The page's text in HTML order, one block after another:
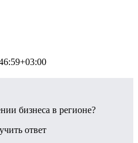
бизнеса в регионе?
ответ